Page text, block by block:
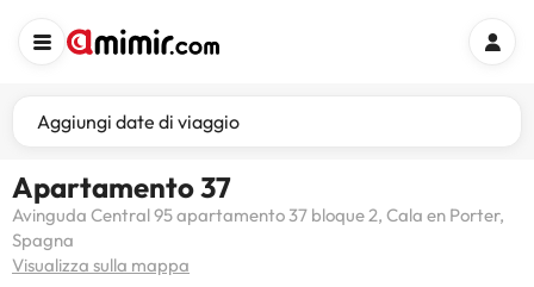
Aggiungi date di viaggio
Apartamento 37
Avinguda Central 95 apartamento 37 bloque 2, Cala en Porter,
Spagna
Visualizza sulla mappa